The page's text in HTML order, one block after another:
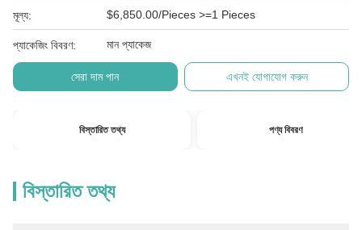
মূল্য: $6,850.00/Pieces >=1 Pieces
প্যাকেজিং বিবরণ: মান প্যাকেজ
সেরা দাম পান এখনই যোগাযোগ করুন
বিস্তারিত তথ্য পণ্য বিবরণ
বিস্তারিত তথ্য